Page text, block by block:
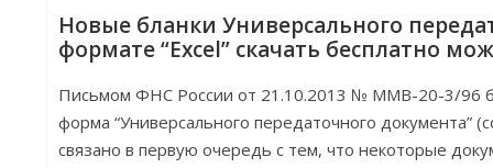
Новые бланки Универсального
формате “Excel” скачать бесплатно
Письмом ФНС России от 21.10.2013 № ММВ-20-3/96
форма “Универсального передаточного документа”
связано в первую очередь с тем, что некоторые